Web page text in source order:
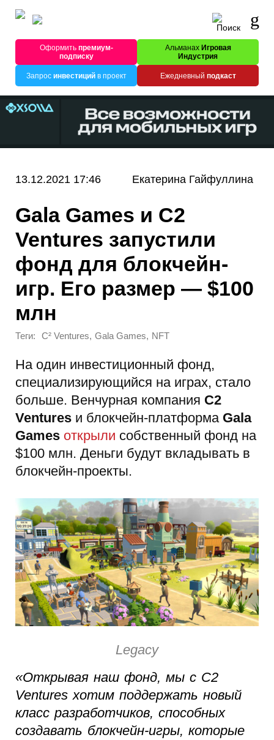
Оформитьпремиум-
подписку
Альманах Игровая
Индустрия
Запрос инвестицийв проект Ежедневный подкаст
13.12.2021 17:46 Екатерина Гайфуллина
Gala Games и C2
Ventures запустили
фонд для блокчейн-
игр. Его размер — $100
млн
Теги: C² Ventures, Gala Games, NFT
На один инвестиционный фонд,
специализирующийся на играх, стало
больше. Венчурная компания C2
Ventures и блокчейн-платформа Gala
Games открыли собственный фонд на
$100 млн. Деньги будут вкладывать в
блокчейн-проекты.
Legacy
«Открывая наш фонд, мы с C2
Ventures хотим поддержать новый
класс разработчиков, способных
создавать блокчейн-игры, которые